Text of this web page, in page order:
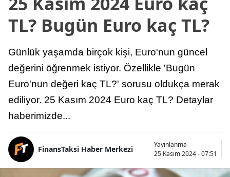
TL? Bugün Euro kaç TL?
Günlük yaşamda birçok kişi, Euro'nun güncel
değerini öğrenmek istiyor. Özellikle 'Bugün
Euro'nun değeri kaç TL?' sorusu oldukça merak
ediliyor. 25 Kasım 2024 Euro kaç TL? Detaylar
haberimizde...
FinansTaksi Haber Merkezi
Yayınlanma
25 Kasım 2024 - 07:51